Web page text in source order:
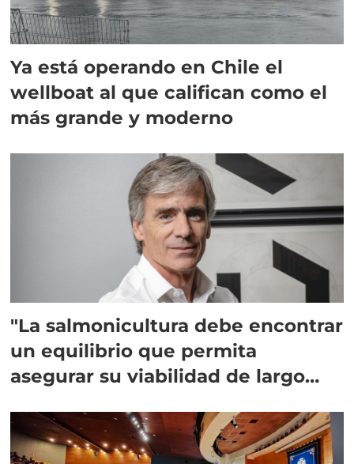
Ya está operando en Chile el
wellboat al que califican como el
más grande y moderno
"La salmonicultura debe encontrar
un equilibrio que permita
asegurar su viabilidad de largo